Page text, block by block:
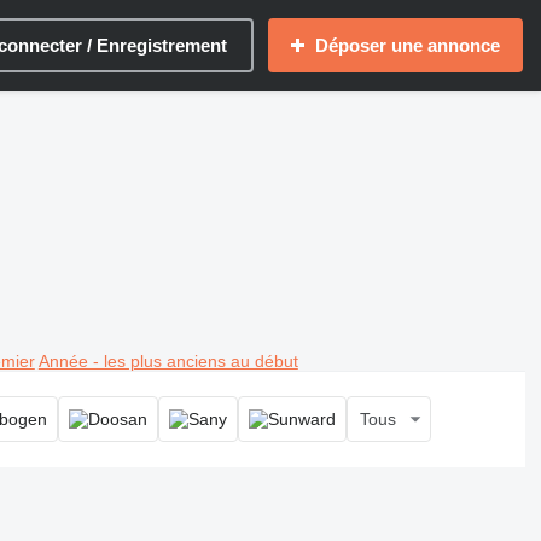
/ Enregistrement Déposer une annonce
Année - les plus anciens au début
Tous